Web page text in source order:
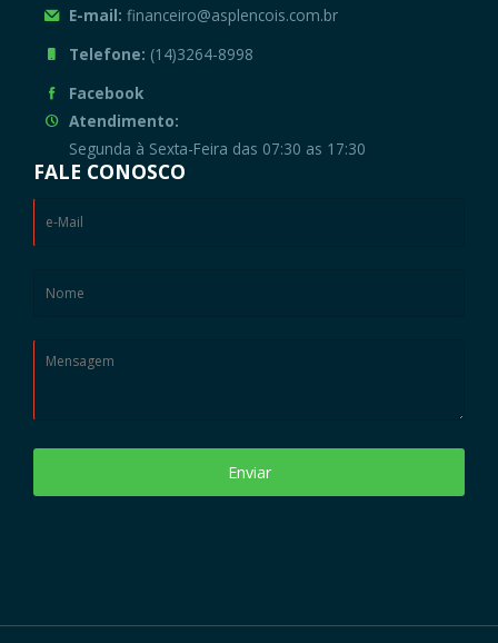
E-mail: financeiro@asplencois.com.br
Telefone: (14)3264-8998
Facebook
Atendimento:
Segunda à Sexta-Feira das 07:30 as 17:30
FALE CONOSCO
Enviar